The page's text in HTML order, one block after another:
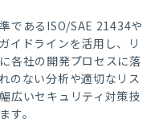
である ISO/SAE 21434や
イドラインを活用し、リ
各社の開発プロセスに落
のない分析や適切なリス
広いセキュリティ対策技
す。